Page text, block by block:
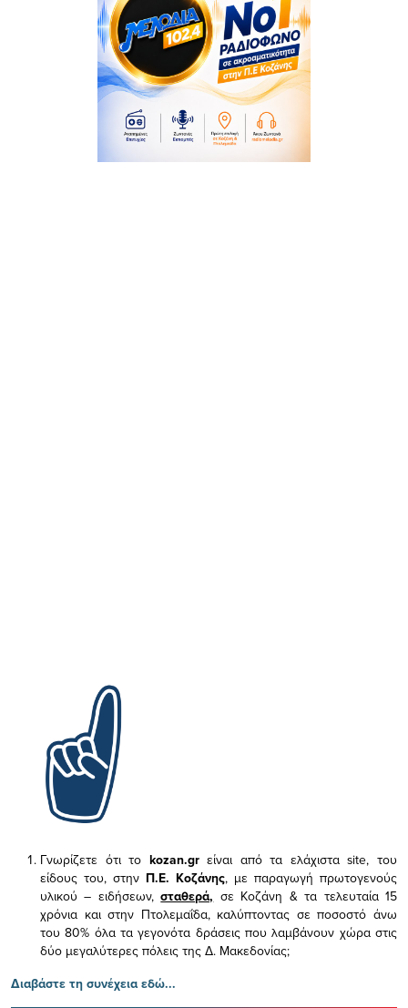
Γνωρίζετε ότι το kozan.gr είναι από τα ελάχισταsite, του
είδους του, στην Π.Ε. Κοζάνης, με παραγωγή πρωτογενούς
υλικού – ειδήσεων,σταθερά, σε Κοζάνη & τα τελευταία 15
χρόνια και στην Πτολεμαΐδα, καλύπτοντας σε ποσοστό άνω
του 80% όλα τα γεγονότα δράσεις που λαμβάνουν χώρα στις
δύο μεγαλύτερες πόλεις της Δ. Μακεδονίας;
Διαβάστε τη συνέχεια εδώ...